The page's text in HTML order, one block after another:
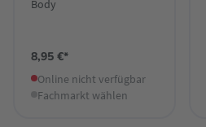
Body
8,95 €*
Online nicht verfügbar
Fachmarkt wählen